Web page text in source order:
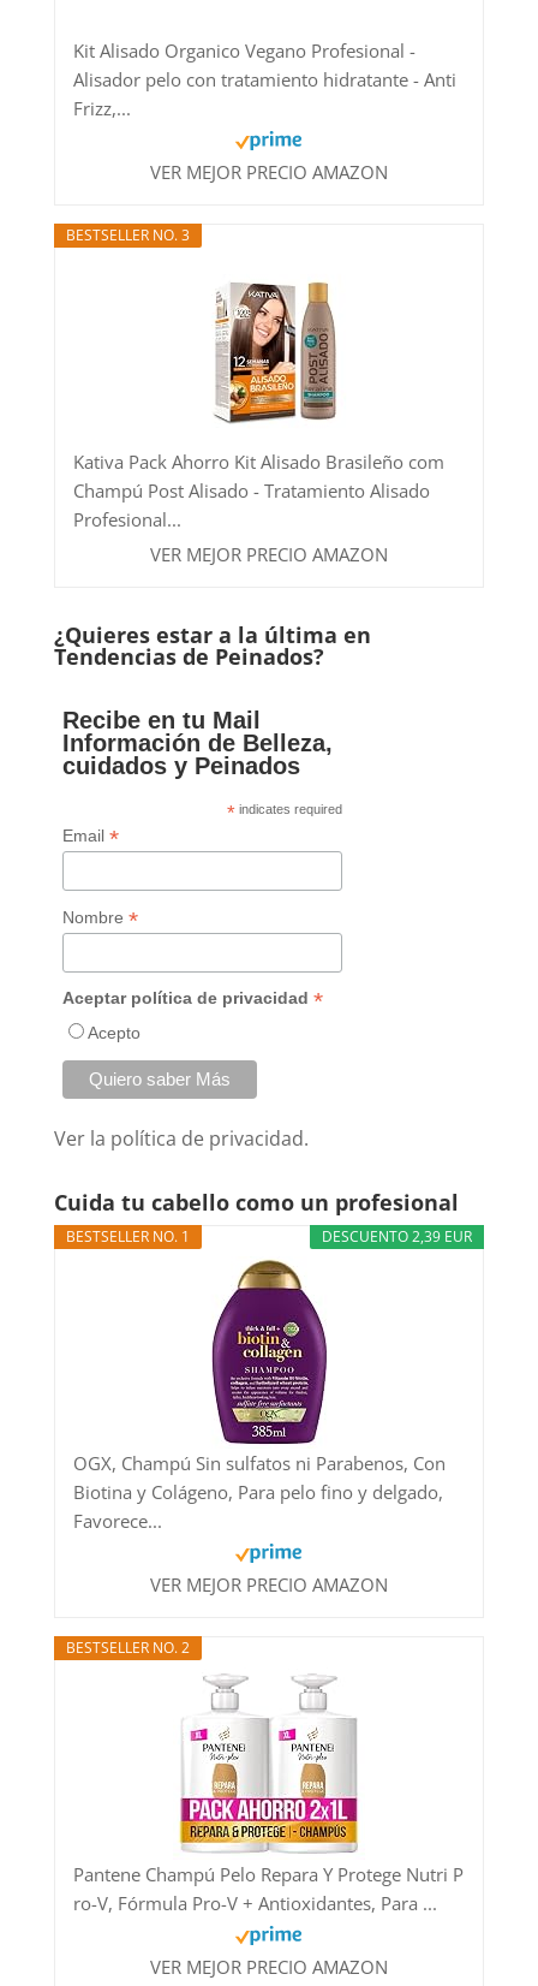
Kit Alisado Organico Vegano Profesional -
Alisador pelo con tratamiento hidratante - Anti
Frizz,...
VER MEJOR PRECIO AMAZON
BESTSELLER NO. 3
Kativa Pack Ahorro Kit Alisado Brasileño com
Champú Post Alisado - Tratamiento Alisado
Profesional...
VER MEJOR PRECIO AMAZON
¿Quieres estar a la última en
Tendencias de Peinados?
Recibe en tu Mail
Información de Belleza,
cuidados y Peinados
* indicates required
Email*
Nombre*
Aceptar política de privacidad*
Acepto
Ver la política de privacidad.
Cuida tu cabello como un profesional
DESCUENTO 2,39 EUR
BESTSELLER NO. 1
OGX, Champú Sin sulfatos ni Parabenos, Con
Biotina y Colágeno, Para pelo fino y delgado,
Favorece...
VER MEJOR PRECIO AMAZON
BESTSELLER NO. 2
Pantene Champú Pelo Repara Y Protege Nutri P
ro-V, Fórmula Pro-V + Antioxidantes, Para ...
VER MEJOR PRECIO AMAZON